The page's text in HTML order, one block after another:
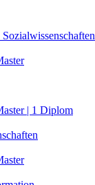
| 1 Diplom